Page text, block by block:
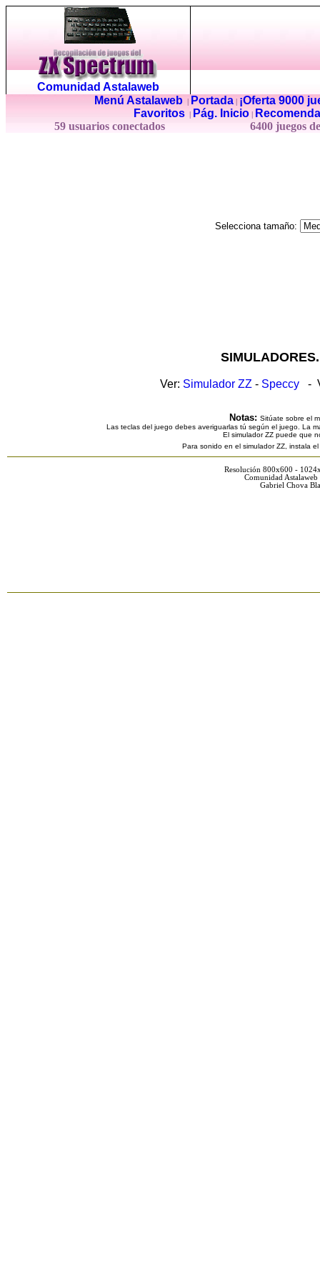
Comunidad Astalaweb
Menú Astalaweb| Portada|
¡Oferta 9000
Favoritos
Pág. Inicio
59 usuarios conectados
6400 juegos
Selecciona tamaño:
Ver: Simulador ZZ - Speccy -
Notas: Sitúate sobre el
Las teclas del juego debes averiguarlas tú según el juego. La
El simulador ZZ puede que
Para sonido en el simulador ZZ, instala
Resolución 800x600 -
Comunidad
Gabriel Chova